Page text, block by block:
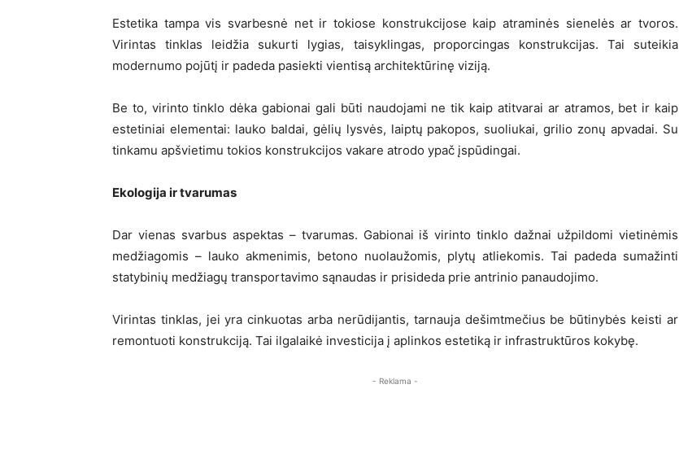
Estetika tampa vis svarbesnė net ir tokiose konstrukcijose kaip atraminės sienelės ar tvoros.
Virintas tinklas leidžia sukurti lygias, taisyklingas, proporcingas konstrukcijas. Tai suteikia
modernumo pojūtį ir padeda pasiekti vientisą architektūrinę viziją.
Be to, virinto tinklo dėka gabionai gali būti naudojami ne tik kaip atitvarai ar atramos, bet ir kaip
estetiniai elementai: lauko baldai, gėlių lysvės, laiptų pakopos, suoliukai, grilio zonų apvadai. Su
tinkamu apšvietimu tokios konstrukcijos vakare atrodo ypač įspūdingai.
Ekologija ir tvarumas
Dar vienas svarbus aspektas – tvarumas. Gabionai iš virinto tinklo dažnai užpildomi vietinėmis
medžiagomis – lauko akmenimis, betono nuolaužomis, plytų atliekomis. Tai padeda sumažinti
statybinių medžiagų transportavimo sąnaudas ir prisideda prie antrinio panaudojimo.
Virintas tinklas, jei yra cinkuotas arba nerūdijantis, tarnauja dešimtmečius be būtinybės keisti ar
remontuoti konstrukciją. Tai ilgalaikė investicija į aplinkos estetiką ir infrastruktūros kokybę.
- Reklama -